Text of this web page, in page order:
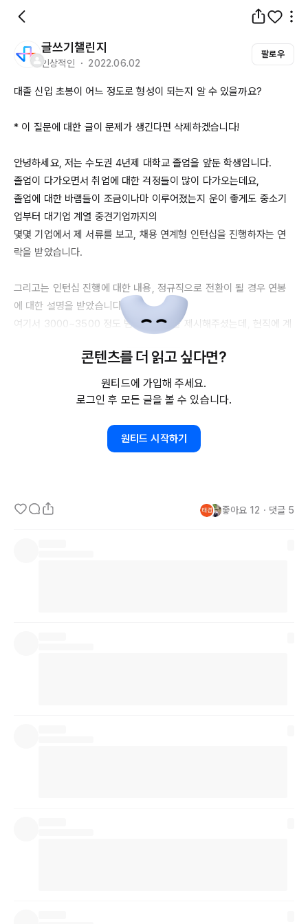
글쓰기챌린지
인상적인 ・ 2022.06.02
팔로우
대졸 신입 초봉이 어느 정도로 형성이 되는지 알 수 있을까요?
* 이 질문에 대한 글이 문제가 생긴다면 삭제하겠습니다!
안녕하세요, 저는 수도권 4년제 대학교 졸업을 앞둔 학생입니다.
졸업이 다가오면서 취업에 대한 걱정들이 많이 다가오는데요,
졸업에 대한 바램들이 조금이나마 이루어졌는지 운이 좋게도 중소기
업부터 대기업 계열 중견기업까지의
몇몇 기업에서 제 서류를 보고, 채용 연계형 인턴십을 진행하자는 연
락을 받았습니다.
그리고는 인턴십 진행에 대한 내용, 정규직으로 전환이 될 경우 연봉
에 대한 설명을 받았습니다.
여기서 3000~3500 정도 범위의 연봉을 제시해주셨는데, 현직에 계
차만별이고 마냥 원티드에서 제공하는 평균 초봉 연봉을 기준으로 생
각을 해서는 안된다고 하시더라구요. 그래서 더 다양한 분들의 의견을
듣고자 이렇게 게시물을 올리게 되었습니다.
제가 지금 현재 지원하고 있는 분야는 기획 분야, 그리고 웹 프론트 엔
콘텐츠를 더 읽고 싶다면?
원티드에 가입해 주세요.
로그인 후 모든 글을 볼 수 있습니다.
원티드 시작하기
좋아요 12 ・ 댓글 5